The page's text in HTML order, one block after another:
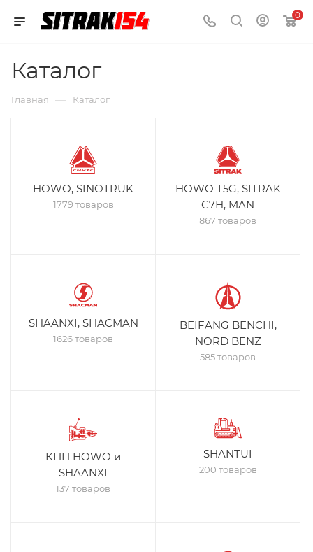
0
Каталог
Главная — Каталог
HOWO, SINOTRUK
1779 товаров
HOWO T5G, SITRAK
C7H, MAN
867 товаров
SHAANXI, SHACMAN
1626 товаров
BEIFANG BENCHI,
NORD BENZ
585 товаров
КПП HOWO и
SHAANXI
137 товаров
SHANTUI
200 товаров